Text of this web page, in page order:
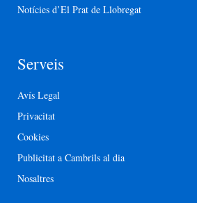
Notícies d’El Prat de Llobregat
Serveis
Avís Legal
Privacitat
Cookies
Publicitat a Cambrils al dia
Nosaltres